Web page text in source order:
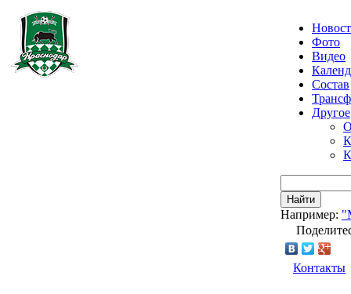
Фото
Видео
Состав
Другое
Найти
Например:
Контакты